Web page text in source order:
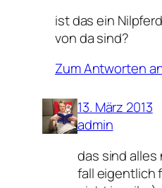
ist das ein
von da sind?
Zum Antworten
13. März 2013
admin
das sind alles
fall eigentlich